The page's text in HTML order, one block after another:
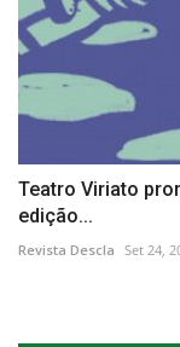
Teatro Viriato
edição...
Revista Descla Set 24,